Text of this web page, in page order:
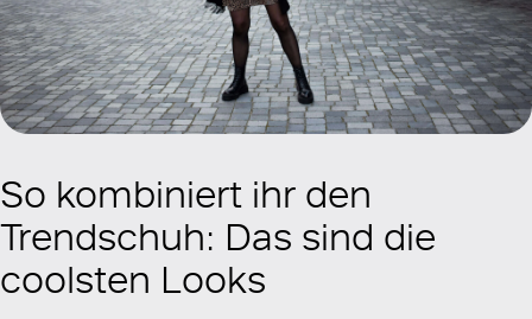
So kombiniert ihr den
Trendschuh: Das sind die
coolsten Looks